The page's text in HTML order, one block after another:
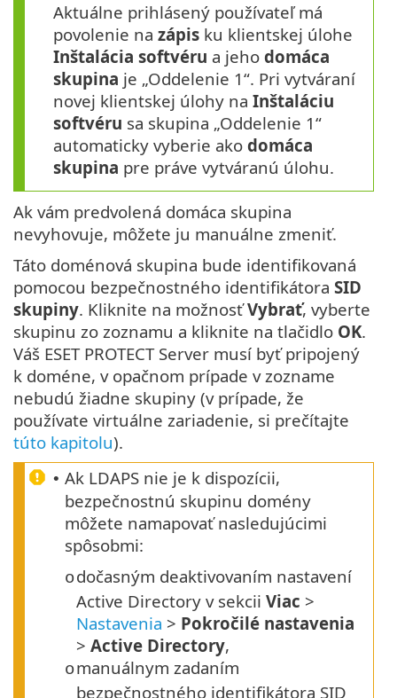
Aktuálne prihlásený používateľ má
povolenie na zápis ku klientskej úlohe
Inštalácia softvéru a jeho domáca
skupina je „Oddelenie 1“. Pri vytváraní
novej klientskej úlohy na Inštaláciu
softvéru sa skupina „Oddelenie 1“
automaticky vyberie ako domáca
skupina pre práve vytváranú úlohu.
Ak vám predvolená domáca skupina
nevyhovuje, môžete ju manuálne zmeniť.
Táto doménová skupina bude identifikovaná
pomocou bezpečnostného identifikátora SID
skupiny. Kliknite na možnosťVybrať, vyberte
skupinu zo zoznamu a kliknite na tlačidlo OK.
Váš ESET PROTECT Server musí byť pripojený
k doméne, v opačnom prípade v zozname
nebudú žiadne skupiny (v prípade, že
používate virtuálne zariadenie, si prečítajte
túto kapitolu).
• Ak LDAPS nie je k dispozícii,
bezpečnostnú skupinu domény
môžete namapovať nasledujúcimi
spôsobmi:
odočasným deaktivovaním nastavení
Active Directory v sekcii Viac >
Nastavenia > Pokročilé nastavenia
> Active Directory,
omanuálnym zadaním
bezpečnostného identifikátora SID